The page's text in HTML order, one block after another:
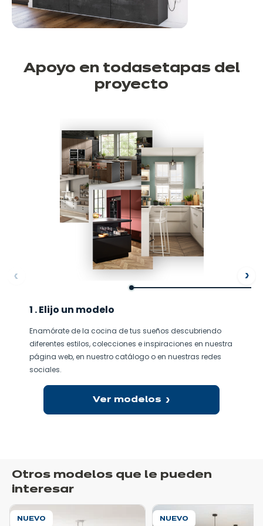
Apoyo en todasetapas del
proyecto
1 . Elijo un modelo
Enamórate de la cocina de tus sueños descubriendo
diferentes estilos, colecciones e inspiraciones en nuestra
página web, en nuestro catálogo o en nuestras redes
sociales.
Ver modelos
Otros modelos que le pueden
interesar
NUEVO NUEVO